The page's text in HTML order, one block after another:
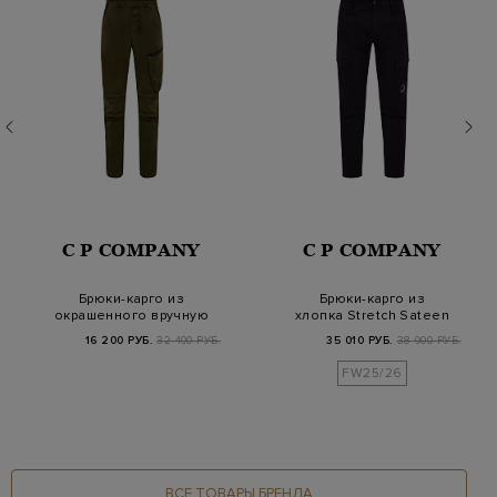
C P COMPANY
Брюки-карго из
окрашенного вручную
16 200 РУБ. 32 400 РУБ.
C P COMPANY
Брюки-карго из
хлопка Stretch Sateen
35 010 РУБ. 38 900 РУБ.
FW25/26
ВСЕ ТОВАРЫ БРЕНДА